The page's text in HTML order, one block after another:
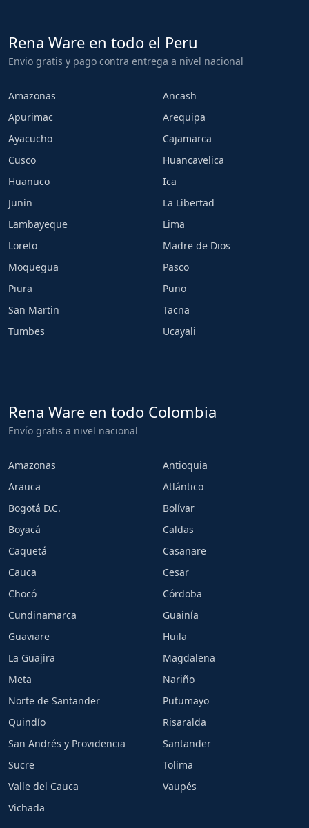
Rena Ware en todo el Peru
Envio gratis y pago contra entrega a nivel nacional
Amazonas
Ancash
Apurimac
Arequipa
Ayacucho
Cajamarca
Cusco
Huancavelica
Huanuco
Ica
Junin
La Libertad
Lambayeque
Lima
Loreto
Madre de Dios
Moquegua
Pasco
Piura
Puno
San Martin
Tacna
Tumbes
Ucayali
Rena Ware en todo Colombia
Envío gratis a nivel nacional
Amazonas
Antioquia
Arauca
Atlántico
Bogotá D.C.
Bolívar
Boyacá
Caldas
Caquetá
Casanare
Cauca
Cesar
Chocó
Córdoba
Cundinamarca
Guainía
Guaviare
Huila
La Guajira
Magdalena
Meta
Nariño
Norte de Santander
Putumayo
Quindío
Risaralda
San Andrés y Providencia
Santander
Sucre
Tolima
Valle del Cauca
Vaupés
Vichada